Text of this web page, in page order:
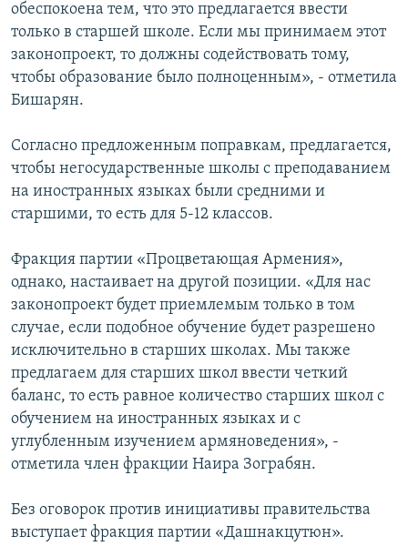
обеспокоена тем, что это предлагается ввести
только в старшей школе. Если мы принимаем этот
законопроект, то должны содействовать тому,
чтобы образование было полноценным», - отметила
Бишарян.
Согласно предложенным поправкам, предлагается,
чтобы негосударственные школы с преподаванием
на иностранных языках были средними и
старшими, то есть для 5-12 классов.
Фракция партии «Процветающая Армения»,
однако, настаивает на другой позиции. «Для нас
законопроект будет приемлемым только в том
случае, если подобное обучение будет разрешено
исключительно в старших школах. Мы также
предлагаем для старших школ ввести четкий
баланс, то есть равное количество старших школ с
обучением на иностранных языках и с
углубленным изучением армяноведения», -
отметила член фракции Наира Зограбян.
Без оговорок против инициативы правительства
выступает фракция партии «Дашнакцутюн».